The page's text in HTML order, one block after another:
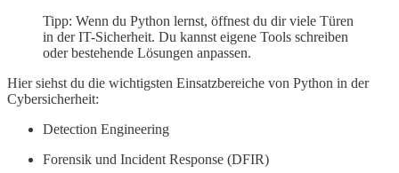
Tipp: Wenn du Python lernst, öffnest du dir viele Türen
in der IT-Sicherheit. Du kannst eigene Tools schreiben
oder bestehende Lösungen anpassen.
Hier siehst du die wichtigsten Einsatzbereiche von Python in der
Cybersicherheit:
Detection Engineering
Forensik und Incident Response (DFIR)